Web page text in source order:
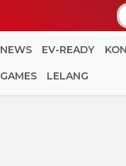
NEWS EV-READY
GAMES LELANG